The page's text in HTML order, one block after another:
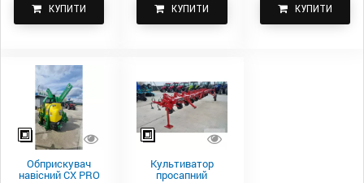
КУПИТИ КУПИТИ КУПИТИ
Обприскувач
навісний CX PRO
Культиватор
просапний